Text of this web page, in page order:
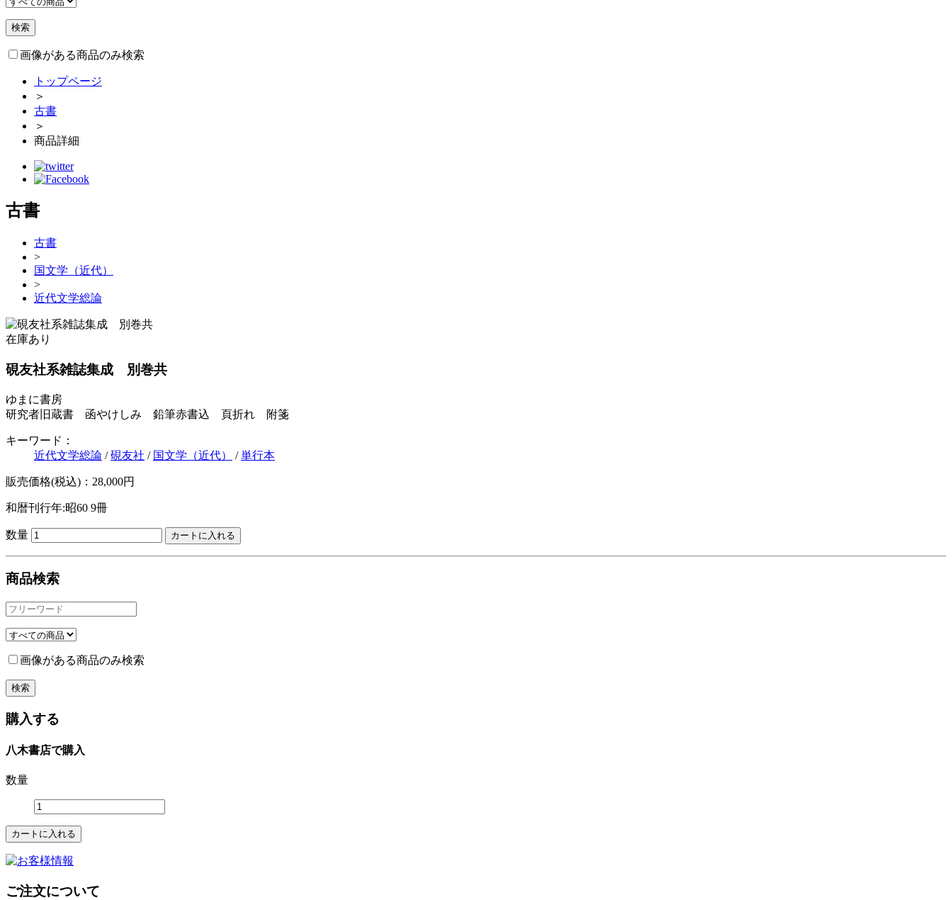
画像がある商品のみ検索
トップページ
＞
古書
＞
商品詳細
古書
古書
>
国文学（近代）
>
近代文学総論
在庫あり
硯友社系雑誌集成 別巻共
ゆまに書房
研究者旧蔵書 函やけしみ 鉛筆赤書込 頁折れ 附箋
キーワード：
近代文学総論 /硯友社 / 国文学（近代） /単行本
販売価格(税込)：28,000円
和暦刊行年:昭60 9冊
数量
商品検索
画像がある商品のみ検索
購入する
八木書店で購入
数量
ご注文について